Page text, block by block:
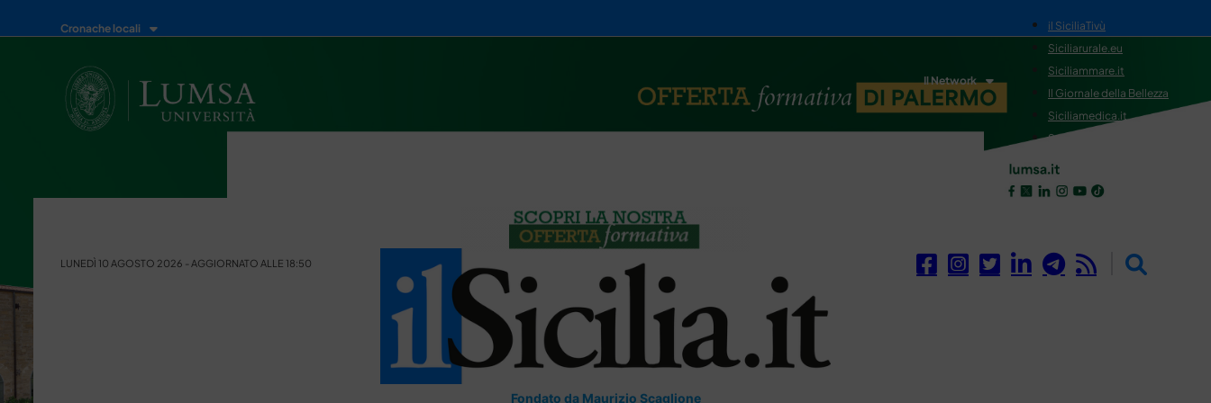
Cronache locali
Il Network
il SiciliaTivù
Siciliarurale.eu
Siciliammare.it
Il Giornale della Bellezza
Siciliamedica.it
Sanitainsicilia.it
LUNEDÌ 10 AGOSTO 2026 - AGGIORNATO ALLE 18:50
Fondato da Maurizio Scaglione